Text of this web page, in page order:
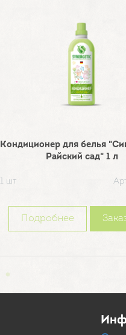
Кондиционер для белья
Райский сад" 1 л
1 шт
Подробнее